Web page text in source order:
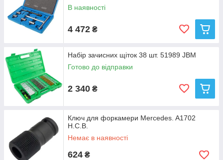
В наявності
4 472 ₴
Набір зачисних щіток 38 шт. 51989 JBM
Готово до відправки
2 340 ₴
Ключ для форкамери Mercedes. A1702
H.C.B.
Немає в наявності
624 ₴